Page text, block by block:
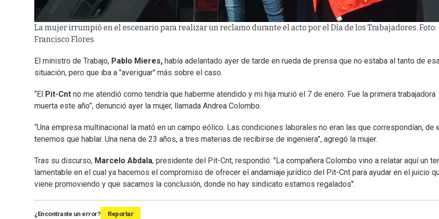
La mujer irrumpió en el escenario para realizar un reclamo durante el acto por el Día de los Trabajadores. Foto:
Francisco Flores
El ministro de Trabajo, Pablo Mieres, había adelantado ayer de tarde en rueda de prensa que no estaba al tanto de
situación, pero que iba a "averiguar" más sobre el caso.
“El Pit-Cnt no me atendió como tendría que haberme atendido y mi hija murió el 7 de enero. Fue la primera trabajadora
muerta este año”, denunció ayer la mujer, llamada Andrea Colombo.
“Una empresa multinacional la mató en un campo eólico. Las condiciones laborales no eran las que correspondían, de
tenemos que hablar. Una nena de 23 años, a tres materias de recibirse de ingeniera”, agregó la mujer.
Tras su discurso, Marcelo Abdala, presidente del Pit-Cnt, respondió: "La compañera Colombo vino a relatar aquí un
lamentable en el cual ya hacemos el compromiso de ofrecer el andamiaje jurídico del Pit-Cnt para ayudar en el juicio
viene promoviendo y que sacamos la conclusión, donde no hay sindicato estamos regalados".
¿Encontraste un error? Reportar